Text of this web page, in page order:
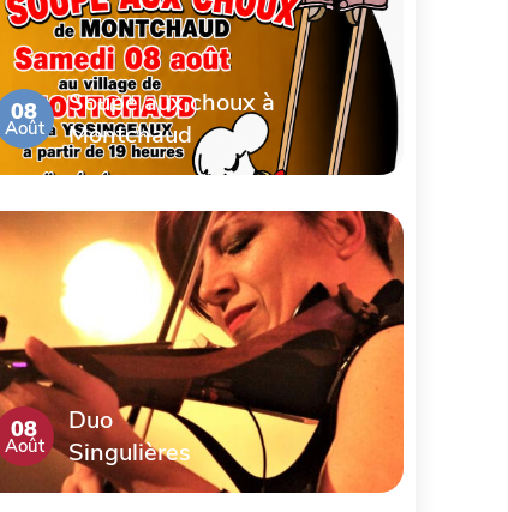
08
Août
Soupe aux choux à
Montchaud
08
Août
Duo
Singulières